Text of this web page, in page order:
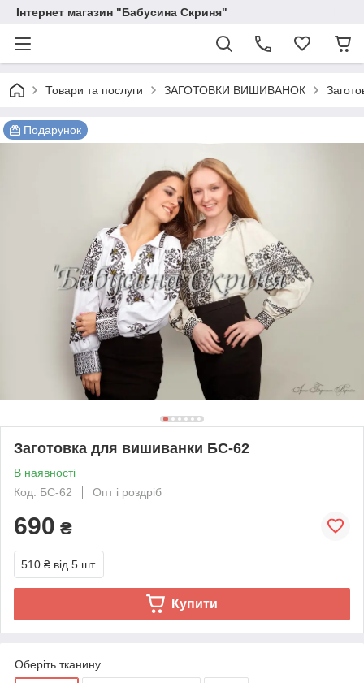
Інтернет магазин "Бабусина Скриня"
Товари та послуги ЗАГОТОВКИ ВИШИВАНОК
Подарунок
Заготовка для вишиванки БС-62
В наявності
Код: БС-62
Опт і роздріб
690 ₴
510 ₴ від 5 шт.
Купити
Оберіть тканину